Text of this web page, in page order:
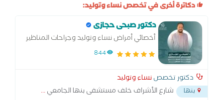
دكاترة أخرى في تخصص نساء وتوليد:
دكتور صبحى حجازى
أخصائي أمراض نساء وتوليد وجراحات المناظير
والحقن المجهري وتحديد نوع الجنين
844
دكتور تخصصنساء وتوليد
بنها شارع الأشراف خلف مستشفى بنها الجامعي...